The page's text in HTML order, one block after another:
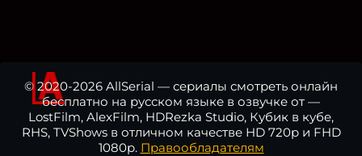
© 2020-2026 AllSerial — сериалы смотреть онлайн
бесплатно на русском языке в озвучке от —
LostFilm, AlexFilm, HDRezka Studio, Кубик в кубе,
RHS, TVShows в отличном качестве HD 720p и FHD
1080p. Правообладателям